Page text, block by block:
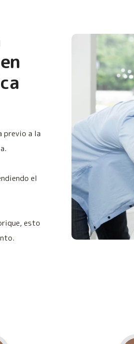
previo a la
el
esto